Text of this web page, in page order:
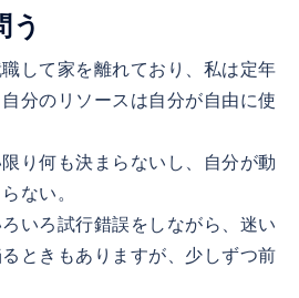
う
して家を離れており、私は定年
分のリソースは自分が自由に使
り何も決まらないし、自分が動
ない。
いろ試行錯誤をしながら、迷い
ときもありますが、少しずつ前